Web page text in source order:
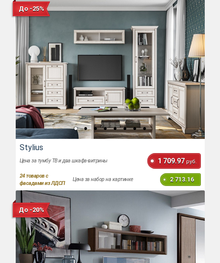
До -25%
Stylius
Цена за тумбу ТВ и два шкафа-витрины 1 709.97 руб.
24товаров с
фасадами из ЛДСП
Цена за набор на картинке 2 713.16
До -20%